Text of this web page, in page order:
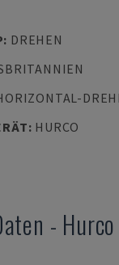
: DREHEN
: HURCO
- Hurco